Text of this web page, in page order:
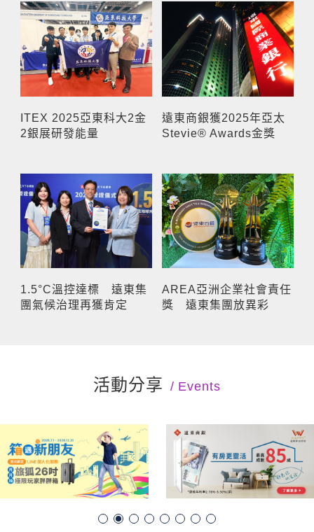
ITEX 2025亞東科大2金
2銀展研發能量
遠東商銀獲2025年亞太
Stevie® Awards金獎
1.5°C溫控達標 遠東集
團氣候治理再獲肯定
AREA亞洲企業社會責任
獎 遠東集團放異彩
活動分享 Events